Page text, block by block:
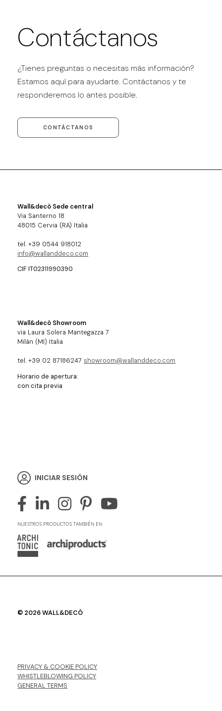
Contáctanos
¿Tienes preguntas o necesitas más información?
Estamos aquí para ayudarte. Contáctanos y te
responderemos lo antes posible.
CONTÁCTANOS
Wall&decò Sede central
Via Santerno 18
48015 Cervia (RA) Italia
tel. +39 0544 918012
info@wallanddeco.com
CIF IT02311990390
Wall&decò Showroom
via Laura Solera Mantegazza 7
Milán (MI) Italia
tel. +39 02 87186247 showroom@wallanddeco.com
Horario de apertura:
con cita previa
INICIAR SESIÓN
NUESTROS PRODUCTOS TAMBIÉN EN
© 2026 WALL&DECÒ
PRIVACY & COOKIE POLICY
WHISTLEBLOWING POLICY
GENERAL TERMS